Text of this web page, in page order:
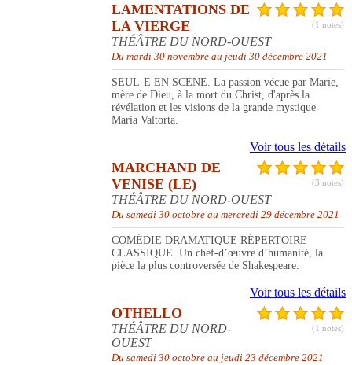
(1 notes)
LAMENTATIONS DE
LA VIERGE
THÉÂTRE DU NORD-OUEST
Du mardi 30 novembre au jeudi 30 décembre 2021
SEUL-E EN SCÈNE. La passion vécue par Marie,
mère de Dieu, à la mort du Christ, d'après la
révélation et les visions de la grande mystique
Maria Valtorta.
Voir tous les détails
(3 notes)
MARCHAND DE
VENISE (LE)
THÉÂTRE DU NORD-OUEST
Du samedi 30 octobre au mercredi 29 décembre 2021
COMÉDIE DRAMATIQUE RÉPERTOIRE
CLASSIQUE. Un chef-d’œuvre d’humanité, la
pièce la plus controversée de Shakespeare.
Voir tous les détails
(1 notes)
OTHELLO
THÉÂTRE DU NORD-
OUEST
Du samedi 30 octobre au jeudi 23 décembre 2021